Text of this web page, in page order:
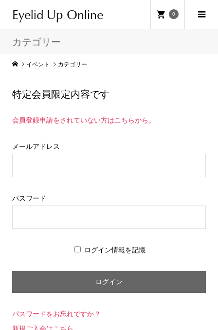
Eyelid Up Online 0
カテゴリー
イベント カテゴリー
特定会員限定内容です
会員登録申請をされていない方はこちらから。
メールアドレス
パスワード
ログイン情報を記憶
パスワードをお忘れですか？
新規ご入会はこちら